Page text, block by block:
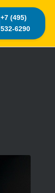
+7 (495)
532-6290